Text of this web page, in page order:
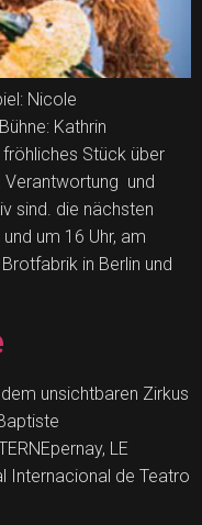
Nicole
Kathrin
fröhliches Stück über
Verantwortung und
sind. die nächsten
um 16 Uhr, am
in Berlin und
unsichtbaren Zirkus
LE
Internacional de Teatro